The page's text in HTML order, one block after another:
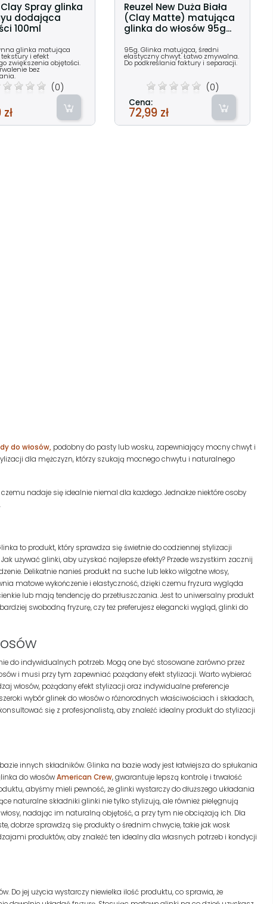
Clay Spray glinka
dodająca
100ml
glinka matująca
i efekt
zwiększenia objętości.
bez
(0)
Reuzel New Duża Biała
(Clay Matte) matująca
glinka do włosów 95g...
95g. Glinka matująca, średni
elastyczny chwyt. Łatwo zmywalna.
Do podkreślania faktury i separacji.
(0)
Cena:
72,99 zł
do włosów, podobny do pasty lub wosku, zapewniający mocny chwyt i
dla mężczyzn, którzy szukają mocnego chwytu i naturalnego
nadaje się idealnie niemal dla każdego. Jednakże niektóre osoby
to produkt, który sprawdza się świetnie do codziennej stylizacji
używać glinki, aby uzyskać najlepsze efekty? Przede wszystkim zacznij
Delikatnie nanieś produkt na suche lub lekko wilgotne włosy,
matowe wykończenie i elastyczność, dzięki czemu fryzura wygląda
lub mają tendencję do przetłuszczania. Jest to uniwersalny produkt
swobodną fryzurę, czy też preferujesz elegancki wygląd, glinki do
do indywidualnych potrzeb. Mogą one być stosowane zarówno przez
i musi przy tym zapewniać pożądany efekt stylizacji. Warto wybierać
włosów, pożądany efekt stylizacji oraz indywidualne preferencje
wybór glinek do włosów o różnorodnych właściwościach i składach,
się z profesjonalistą, aby znaleźć idealny produkt do stylizacji
innych składników. Glinka na bazie wody jest łatwiejsza do spłukania
do włosówAmerican Crew, gwarantuje lepszą kontrolę i trwałość
abyśmy mieli pewność, że glinki wystarczy do dłuższego układania
naturalne składniki glinki nie tylko stylizują, ale również pielęgnują
nadając im naturalną objętość, a przy tym nie obciążają ich. Dla
dobrze sprawdzą się produkty o średnim chwycie, takie jak wosk
produktów, aby znaleźć ten idealny dla własnych potrzeb i kondycji
Do jej użycia wystarczy niewielka ilość produktu, co sprawia, że